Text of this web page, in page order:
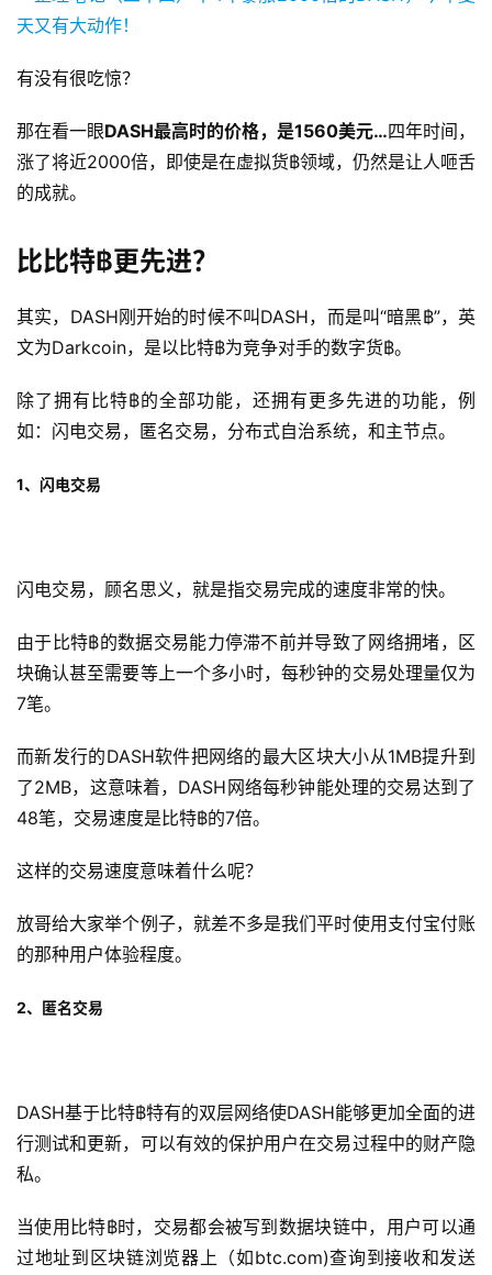
有没有很吃惊？
那在看一眼DASH最高时的价格，是1560美元…四年时间，
涨了将近2000倍，即使是在虚拟货฿领域，仍然是让人咂舌
的成就。
比比特฿更先进？
其实，DASH刚开始的时候不叫DASH，而是叫“暗黑฿”，英
文为Darkcoin，是以比特฿为竞争对手的数字货฿。
除了拥有比特฿的全部功能，还拥有更多先进的功能，例
如：闪电交易，匿名交易，分布式自治系统，和主节点。
1、闪电交易
闪电交易，顾名思义，就是指交易完成的速度非常的快。
由于比特฿的数据交易能力停滞不前并导致了网络拥堵，区
块确认甚至需要等上一个多小时，每秒钟的交易处理量仅为
7笔。
而新发行的DASH软件把网络的最大区块大小从1MB提升到
了2MB，这意味着，DASH网络每秒钟能处理的交易达到了
48笔，交易速度是比特฿的7倍。
这样的交易速度意味着什么呢？
放哥给大家举个例子，就差不多是我们平时使用支付宝付账
的那种用户体验程度。
2、匿名交易
DASH基于比特฿特有的双层网络使DASH能够更加全面的进
行测试和更新，可以有效的保护用户在交易过程中的财产隐
私。
当使用比特฿时，交易都会被写到数据块链中，用户可以通
过地址到区块链浏览器上（如btc.com)查询到接收和发送